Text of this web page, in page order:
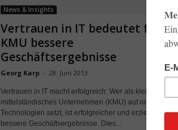
News & Insights
Vertrauen in IT bedeutet für
KMU bessere
Geschäftsergebnisse
Georg Karp - 28. Juni 2013 0
Vertrauen in IT macht erfolgreich: Wer als kleines oder
mittelständisches Unternehmen (KMU) auf neue IT-
Technologien setzt, ist erfolgreicher und erzielt letztlich
bessere Geschäftsergebnisse. Dies...